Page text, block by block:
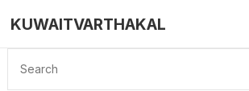
KUWAITVARTHAKAL
Home UAE പ്രവാസികൾക്ക് വൻ ആശ്വാസം! അബുദാബിയിൽ വാടക വർദ്ധനവിന്